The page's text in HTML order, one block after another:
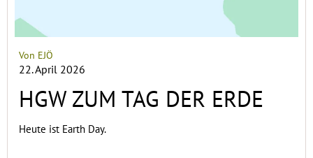
Von EJÖ
22. April 2026
HGW ZUM TAG DER ERDE
Heute ist Earth Day.